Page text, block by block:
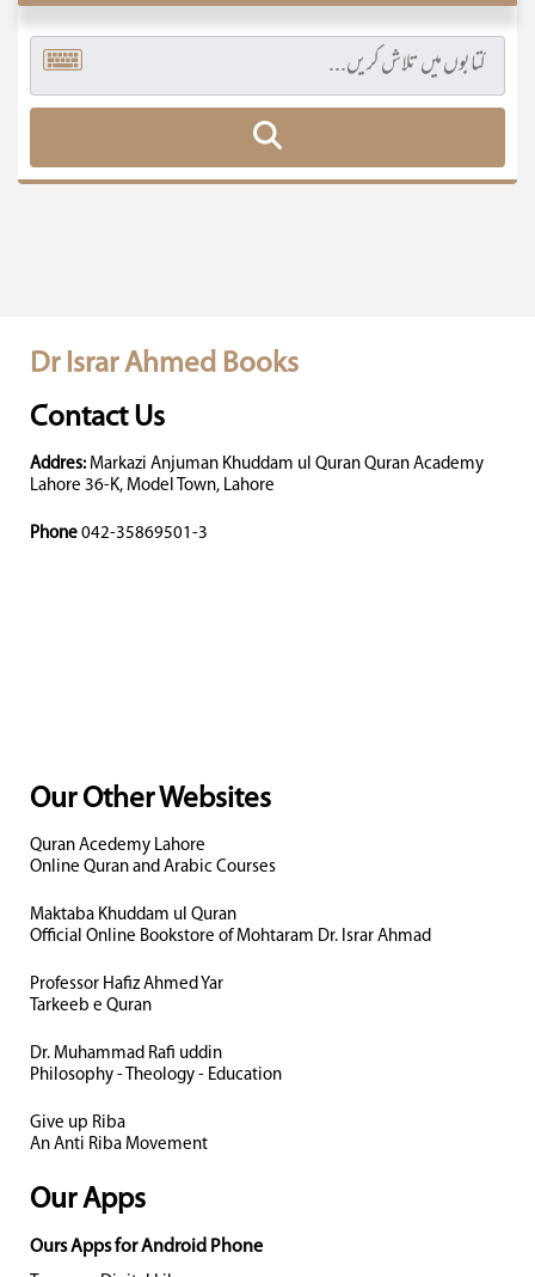
Dr Israr Ahmed Books
Contact Us
Addres: Markazi Anjuman Khuddam ul Quran Quran Academy
Lahore 36-K, Model Town, Lahore
Phone 042-35869501-3
Our Other Websites
Quran Acedemy Lahore
Online Quran and Arabic Courses
Maktaba Khuddam ul Quran
Official Online Bookstore of Mohtaram Dr. Israr Ahmad
Professor Hafiz Ahmed Yar
Tarkeeb e Quran
Dr. Muhammad Rafi uddin
Philosophy - Theology - Education
Give up Riba
An Anti Riba Movement
Our Apps
Ours Apps for Android Phone